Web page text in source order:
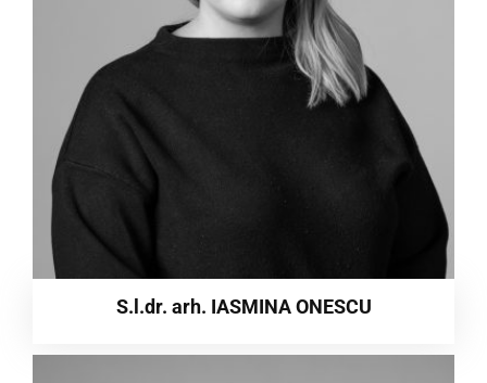
S.l.dr. arh. IASMINA ONESCU